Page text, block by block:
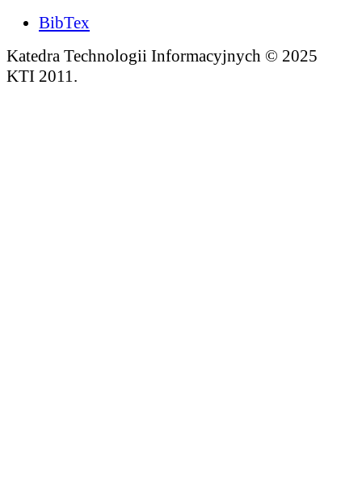
BibTex
Katedra Technologii Informacyjnych © 2025
KTI 2011.